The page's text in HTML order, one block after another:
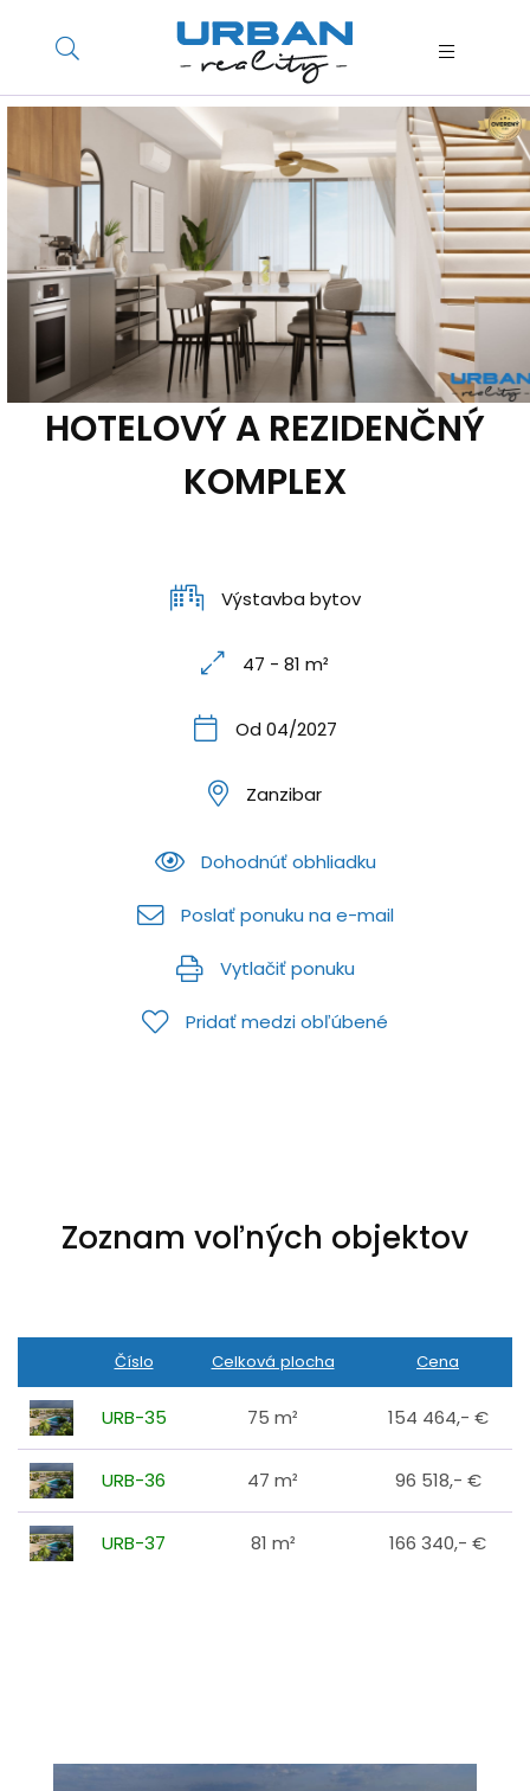
HOTELOVÝ A REZIDENČNÝ
KOMPLEX
Výstavba bytov
47 - 81 m²
Od 04/2027
Zanzibar
Dohodnúť obhliadku
Poslať ponuku na e-mail
Vytlačiť ponuku
Pridať medzi obľúbené
Zoznam voľných objektov
Číslo Celková plocha Cena
URB-35 75 m² 154 464,- €
URB-36 47 m² 96 518,- €
URB-37 81 m² 166 340,- €